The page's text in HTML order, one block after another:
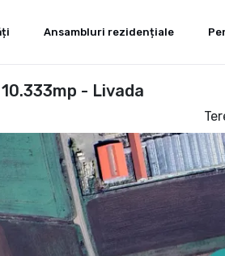
Ansambluri rezidențiale
- Livada